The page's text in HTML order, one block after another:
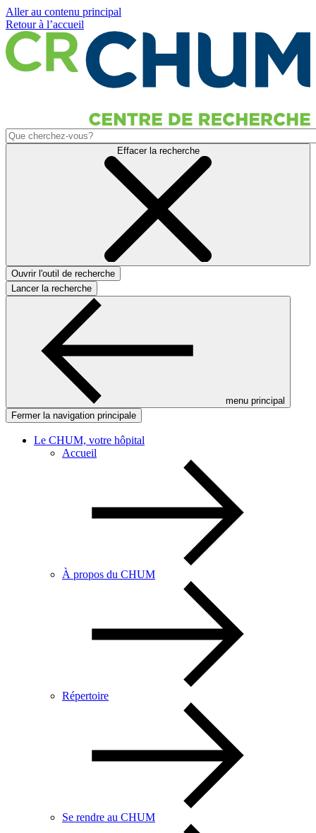
Aller au contenu principal
Retour à l’accueil
Effacer la recherche
Ouvrir l'outil de recherche
Lancer la recherche
menu principal
Fermer la navigation principale
Le CHUM, votre hôpital
Accueil
À propos du CHUM
Répertoire
Se rendre au CHUM